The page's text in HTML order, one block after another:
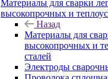
Материалы для сварки
высокопрочных и
Назад
Материалы для
высокопрочных и
сталей
Электроды